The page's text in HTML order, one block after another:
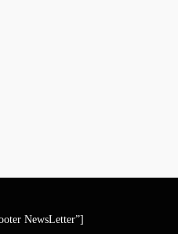
NewsLetter”]